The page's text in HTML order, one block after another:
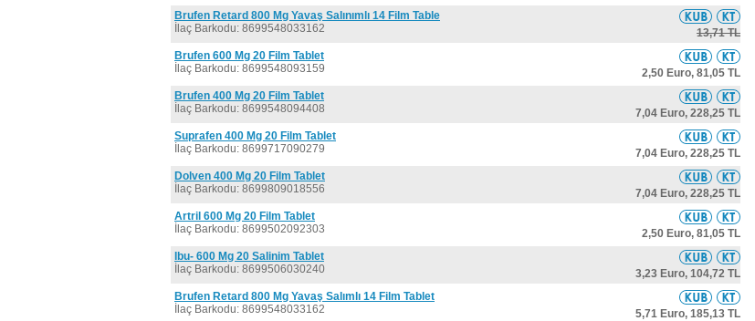
Brufen Retard 800 Mg Yavaş Salınımlı 14 Film Table
İlaç Barkodu: 8699548033162
13,71 TL
Brufen 600 Mg 20 Film Tablet
İlaç Barkodu: 8699548093159
2,50 Euro, 81,05 TL
Brufen 400 Mg 20 Film Tablet
İlaç Barkodu: 8699548094408
7,04 Euro, 228,25 TL
Suprafen 400 Mg 20 Film Tablet
İlaç Barkodu: 8699717090279
7,04 Euro, 228,25 TL
Dolven 400 Mg 20 Film Tablet
İlaç Barkodu: 8699809018556
7,04 Euro, 228,25 TL
Artril 600 Mg 20 Film Tablet
İlaç Barkodu: 8699502092303
2,50 Euro, 81,05 TL
Ibu- 600 Mg 20 Salinim Tablet
İlaç Barkodu: 8699506030240
3,23 Euro, 104,72 TL
Brufen Retard 800 Mg Yavaş Salımlı 14 Film Tablet
İlaç Barkodu: 8699548033162
5,71 Euro, 185,13 TL